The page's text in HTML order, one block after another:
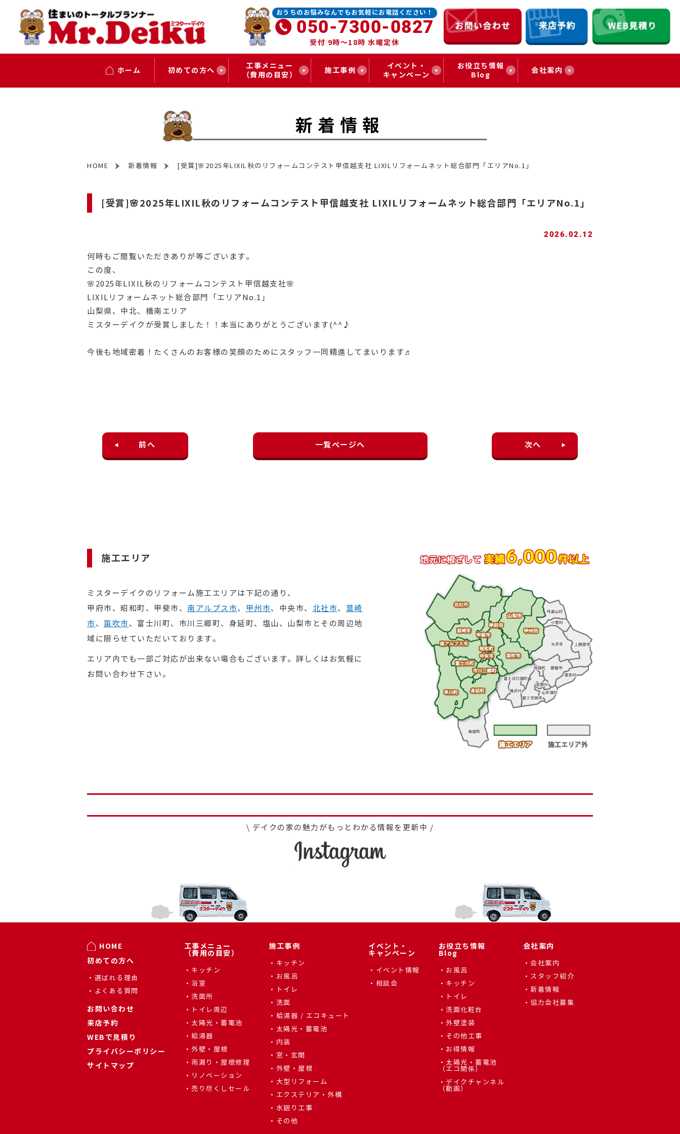
おうちのお悩みなんでもお気軽にお電話ください！
050-7300-0827
受付 9時～18時 水曜定休
ホーム 初めての方へ
工事メニュー
（費用の目安）
施工事例
イベント・
キャンペーン
お役立ち情報
Blog
会社案内
新着情報
HOME 新着情報 [受賞]🌸2025年LIXIL秋のリフォームコンテスト甲信越支社 LIXILリフォームネット総合部門「エリアNo.1」
[受賞]🌸2025年LIXIL秋のリフォームコンテスト甲信越支社 LIXILリフォームネット総合部門「エリアNo.1」
2026.02.12
何時もご閲覧いただきありが等ございます。
この度、
🌸2025年LIXIL秋のリフォームコンテスト甲信越支社🌸
LIXILリフォームネット総合部門「エリアNo.1」
山梨県、中北、橋南エリア
ミスターデイクが受賞しました！！本当にありがとうございます(^^♪
今後も地域密着！たくさんのお客様の笑顔のためにスタッフ一同精進してまいります♬
前へ 一覧ページへ 次へ
施工エリア
ミスターデイクのリフォーム施工エリアは下記の通り、
甲府市、昭和町、甲斐市、 南アルプス市、 甲州市、中央市、 北社市、 韮崎
市、 笛吹市、富士川町、市川三郷町、身延町、塩山、山梨市とその周辺地
域に限らせていただいております。
エリア内でも一部ご対応が出来ない場合もございます。詳しくはお気軽に
お問い合わせ下さい。
\ デイクの家の魅力がもっとわかる情報を更新中 /
HOME
初めての方へ
選ばれる理由
よくある質問
お問い合わせ
来店予約
WEBで見積り
プライバシーポリシー
サイトマップ
工事メニュー
（費用の目安）
キッチン
浴室
洗面所
トイレ周辺
太陽光・蓄電池
給湯器
外壁・屋根
雨漏り・屋根修理
リノベーション
売り尽くしセール
施工事例
キッチン
お風呂
トイレ
洗面
給湯器 / エコキュート
太陽光・蓄電池
内装
窓・玄関
外壁・屋根
大型リフォーム
エクステリア・外構
水廻り工事
その他
イベント・
キャンペーン
イベント情報
相談会
お役立ち情報
Blog
お風呂
キッチン
トイレ
洗面化粧台
外壁塗装
その他工事
お得情報
太陽光・蓄電池
（エコ関係）
デイクチャンネル
（動画）
会社案内
会社案内
スタッフ紹介
新着情報
協力会社募集